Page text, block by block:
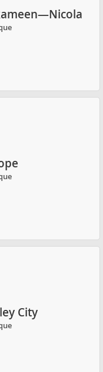
City